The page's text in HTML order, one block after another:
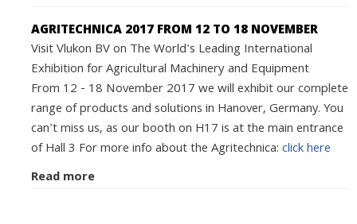
AGRITECHNICA 2017 FROM 12 TO 18 NOVEMBER
Visit Vlukon BV on The World's Leading International
Exhibition for Agricultural Machinery and Equipment
From 12 - 18 November 2017 we will exhibit our complete
range of products and solutions in Hanover, Germany. You
can't miss us, as our booth on H17 is at the main entrance
of Hall 3 For more info about the Agritechnica:click here
Read more